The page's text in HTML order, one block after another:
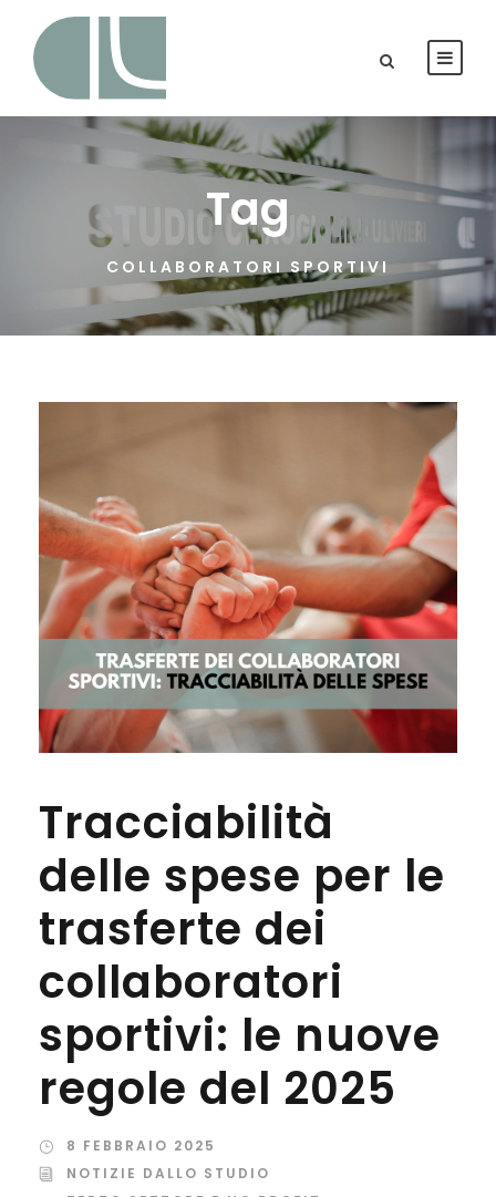
Tag
COLLABORATORI SPORTIVI
Tracciabilità
delle spese per le
trasferte dei
collaboratori
sportivi: le nuove
regole del 2025
8 FEBBRAIO 2025
NOTIZIE DALLO STUDIO